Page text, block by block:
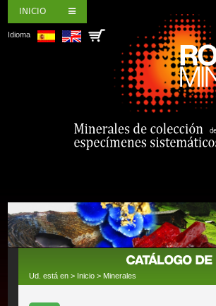
INICIO
Idioma
Ud. está en > Inicio > Minerales